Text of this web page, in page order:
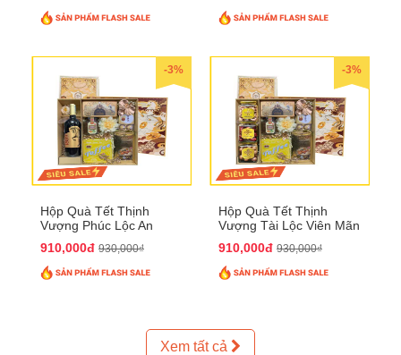
-3%
Hộp Quà Tết Thịnh
Vượng Phúc Lộc An
910,000đ 930,000₫
-3%
Hộp Quà Tết Thịnh
Vượng Tài Lộc Viên Mãn
910,000đ 930,000₫
Xem tất cả